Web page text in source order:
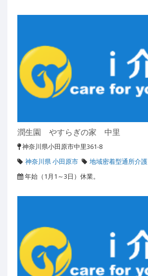
潤生園 やすらぎの家 中里
神奈川県小田原市中里361-8
神奈川県 小田原市
地域密着型通所介護
年始（1月1～3日）休業。